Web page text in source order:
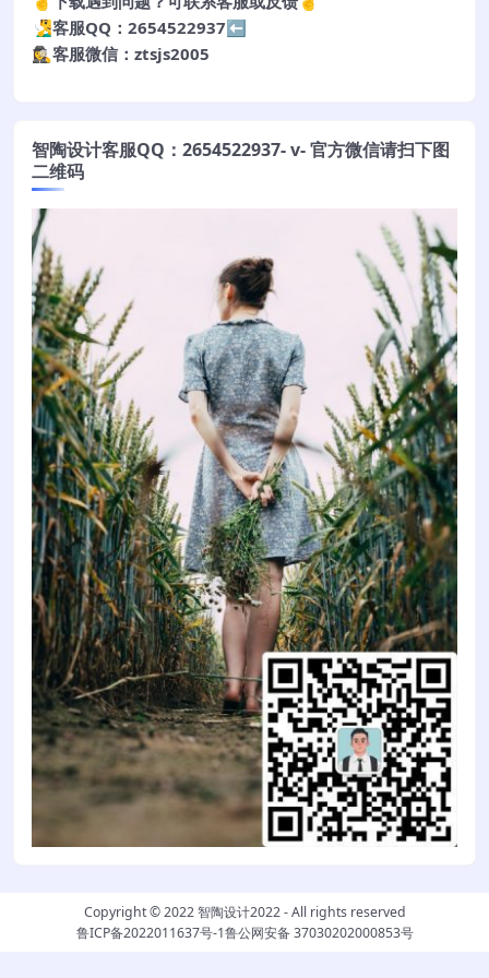
🧏‍♂️客服QQ：2654522937⬅️
🕵️‍♀️客服微信：ztsjs2005
智陶设计客服QQ：2654522937- v- 官方微信请扫下图
二维码
Copyright © 2022智陶设计2022- All rights reserved
鲁ICP备2022011637号-1鲁公网安备 37030202000853号